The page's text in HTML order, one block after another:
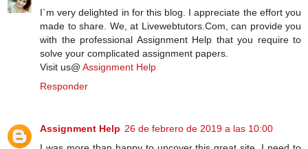
I`m very delighted in for this blog. I appreciate the effort you
made to share. We, at Livewebtutors.Com, can provide you
with the professional Assignment Help that you require to
solve your complicated assignment papers.
Visit us@ Assignment Help
Responder
Assignment Help 26 de febrero de 2019 a las 10:00